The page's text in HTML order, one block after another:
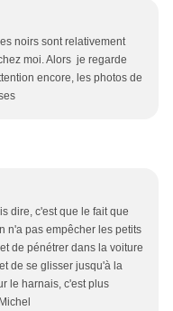
noirs sont relativement
moi. Alors je regarde
encore, les photos de
dire, c'est que le fait que
n'a pas empêcher les petits
de pénétrer dans la voiture
de se glisser jusqu'à la
le harnais, c'est plus